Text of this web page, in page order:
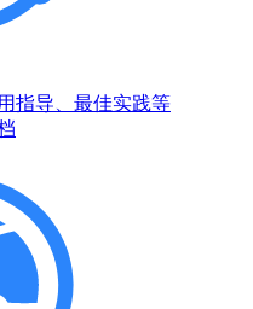
指导、最佳实践等